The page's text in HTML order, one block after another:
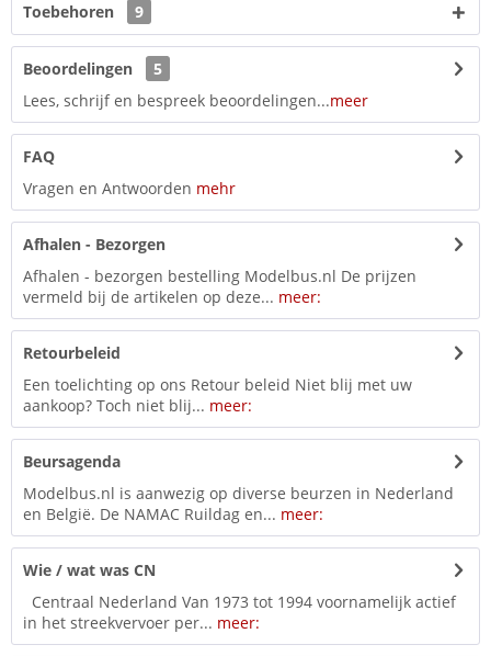
Toebehoren 9
Beoordelingen
5
Lees, schrijf en bespreek beoordelingen...meer
FAQ
Vragen en Antwoorden mehr
Afhalen - Bezorgen
Afhalen - bezorgen bestelling Modelbus.nl De prijzen
vermeld bij de artikelen op deze... meer:
Retourbeleid
Een toelichting op ons Retour beleid Niet blij met uw
aankoop? Toch niet blij... meer:
Beursagenda
Modelbus.nl is aanwezig op diverse beurzen in Nederland
en België. De NAMAC Ruildag en... meer:
Wie / wat was CN
Centraal Nederland Van 1973 tot 1994 voornamelijk actief
in het streekvervoer per... meer: